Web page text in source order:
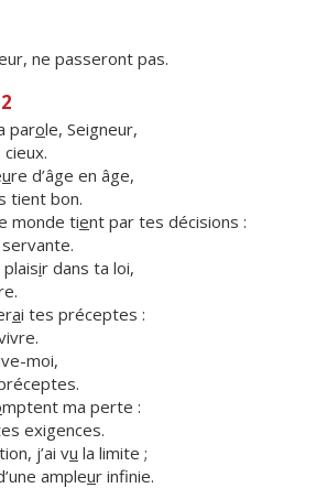
ne passeront pas.
parole, Seigneur,
ure d’âge en âge,
tient bon.
monde tient par tes décisions :
plaisir dans ta loi,
ai tes préceptes :
moi,
mptent ma perte :
exigences.
j’ai vu la limite ;
ampleur infinie.